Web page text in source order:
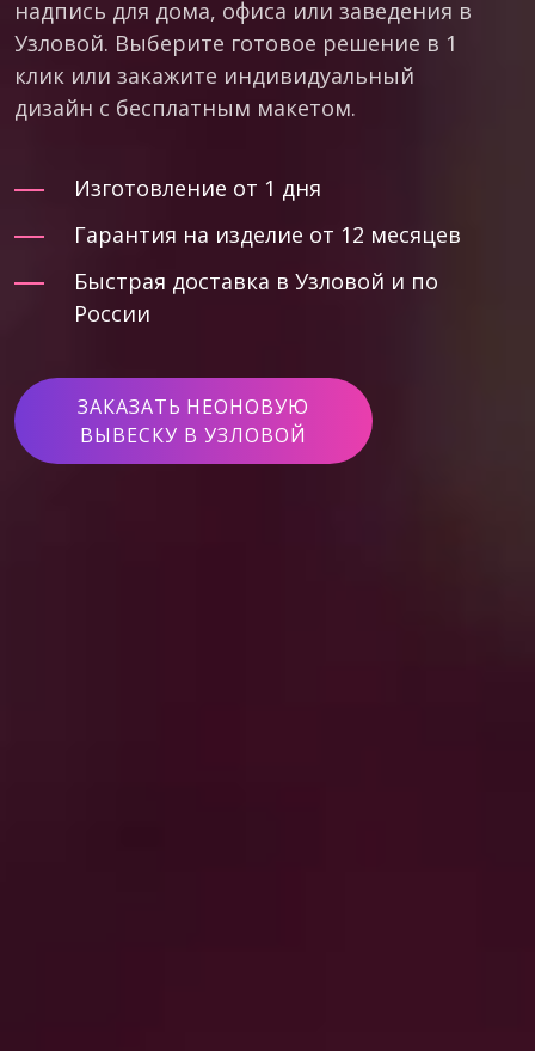
надпись для дома, офиса или заведения в
Узловой. Выберите готовое решение в 1
клик или закажите индивидуальный
дизайн с бесплатным макетом.
Изготовление от 1 дня
Гарантия на изделие от 12 месяцев
Быстрая доставка в Узловой и по
России
ЗАКАЗАТЬ НЕОНОВУЮ
ВЫВЕСКУ В УЗЛОВОЙ